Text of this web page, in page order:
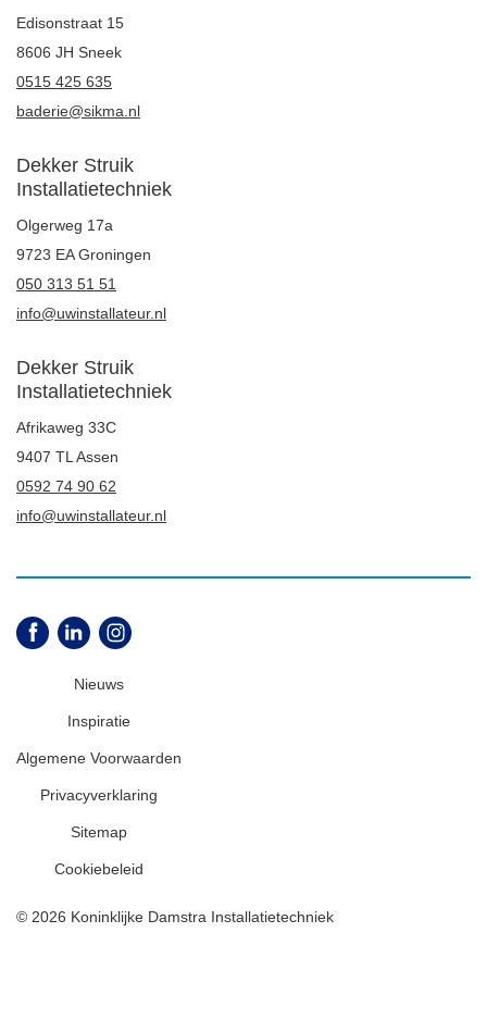
Edisonstraat 15
8606 JH Sneek
0515 425 635
baderie@sikma.nl
Dekker Struik
Installatietechniek
Olgerweg 17a
9723 EA Groningen
050 313 51 51
info@uwinstallateur.nl
Dekker Struik
Installatietechniek
Afrikaweg 33C
9407 TL Assen
0592 74 90 62
info@uwinstallateur.nl
© 2026 Koninklijke Damstra Installatietechniek
Nieuws
Inspiratie
Algemene Voorwaarden
Privacyverklaring
Sitemap
Cookiebeleid